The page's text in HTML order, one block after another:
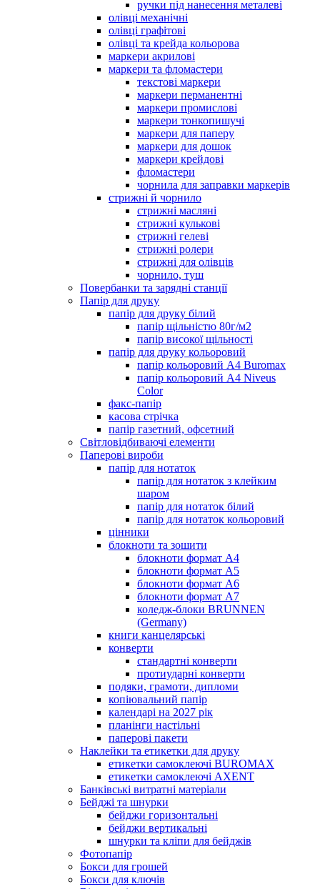
ручки під нанесення металеві
олівці механічні
олівці графітові
олівці та крейда кольорова
маркери акрилові
маркери та фломастери
текстові маркери
маркери перманентні
маркери промислові
маркери тонкопишучі
маркери для паперу
маркери для дошок
маркери крейдові
фломастери
чорнила для заправки маркерів
стрижні й чорнило
стрижні масляні
стрижні кулькові
стрижні гелеві
стрижні ролери
стрижні для олівців
чорнило, туш
Повербанки та зарядні станції
Папір для друку
папір для друку білий
папір щільністю 80г/м2
папір високої щільності
папір для друку кольоровий
папір кольоровий А4 Buromax
папір кольоровий А4 Niveus
Color
факс-папір
касова стрічка
папір газетний, офсетний
Світловідбиваючі елементи
Паперові вироби
папір для нотаток
папір для нотаток з клейким
шаром
папір для нотаток білий
папір для нотаток кольоровий
цінники
блокноти та зошити
блокноти формат А4
блокноти формат А5
блокноти формат А6
блокноти формат А7
коледж-блоки BRUNNEN
(Germany)
книги канцелярські
конверти
стандартні конверти
протиударні конверти
подяки, грамоти, дипломи
копіювальний папір
календарі на 2027 рік
планінги настільні
паперові пакети
Наклейки та етикетки для друку
етикетки самоклеючі BUROMAX
етикетки самоклеючі AXENT
Банківські витратні матеріали
Бейджі та шнурки
бейджи горизонтальні
бейджи вертикальні
шнурки та кліпи для бейджів
Фотопапір
Бокси для грошей
Бокси для ключів